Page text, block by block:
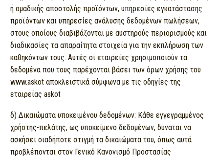
ή ομαδικής αποστολής προϊόντων, υπηρεσίες εγκατάστασης
προϊόντων και υπηρεσίες ανάλυσης δεδομένων πωλήσεων,
στους οποίους διαβιβάζονται με αυστηρούς περιορισμούς και
διαδικασίες τα απαραίτητα στοιχεία για την εκπλήρωση των
καθηκόντων τους. Αυτές οι εταιρείες χρησιμοποιούν τα
δεδομένα που τους παρέχονται βάσει των όρων χρήσης του
www.askot αποκλειστικά σύμφωνα με τις οδηγίες της
εταιρείας askot
δ) Δικαιώματα υποκειμένου δεδομένων: Κάθε εγγεγραμμένος
χρήστης-πελάτης, ως υποκείμενο δεδομένων, δύναται να
ασκήσει οιαδήποτε στιγμή τα δικαιώματα του, όπως αυτά
προβλέπονται στον Γενικό Κανονισμό Προστασίας